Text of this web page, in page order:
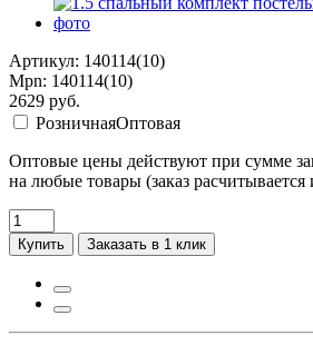
Артикул: 140114(10)
Mpn: 140114(10)
2629 руб.
РозничнаяОптовая
Оптовые цены действуют при сумме
на любые товары (заказ
Купить Заказать в 1 клик